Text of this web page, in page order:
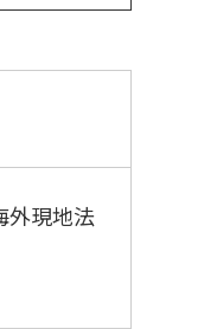
外現地法